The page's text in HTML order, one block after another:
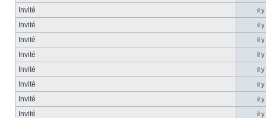
Invité il y
Invité il y
Invité il y
Invité il y
Invité il y
Invité il y
Invité il y
Invité il y